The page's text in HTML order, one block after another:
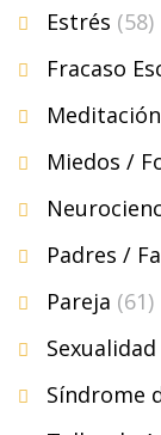
Estrés (58)
Fracaso
Miedos /
Padres /
Pareja (61)
Sexualidad
Síndrome